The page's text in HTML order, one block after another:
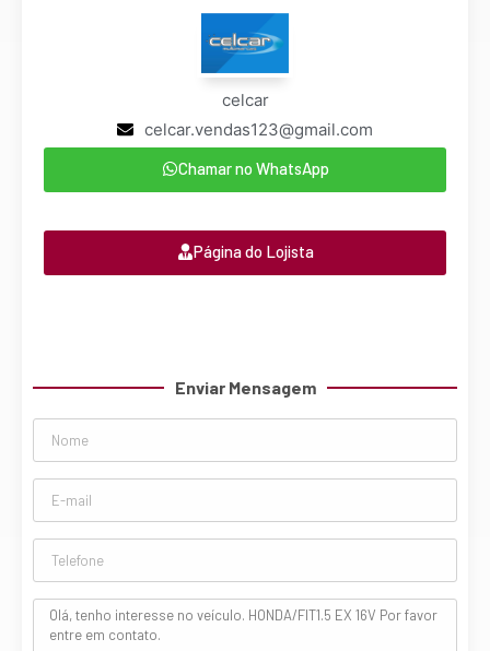
celcar
celcar.vendas123@gmail.com
Chamar no WhatsApp
Página do Lojista
Enviar Mensagem